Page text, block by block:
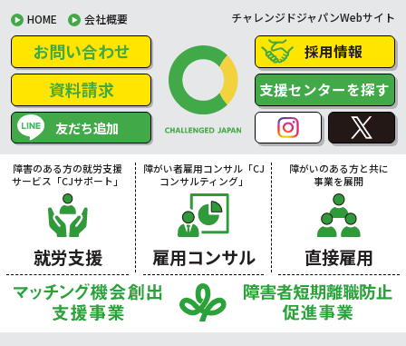
HOME 会社概要 チャレンジドジャパンWebサイト
お問い合わせ
資料請求
友だち追加
採用情報
支援センターを探す
障害のある方の就労支援
サービス「CJサポート」
就労支援
障がい者雇用コンサル「CJ
コンサルティング」
雇用コンサル
障がいのある方と共に
事業を展開
直接雇用